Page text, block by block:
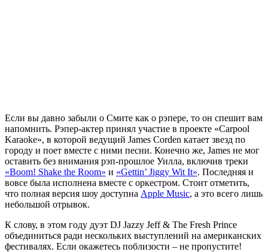
Если вы давно забыли о Смите как о рэпере, то он спешит вам
напомнить. Рэпер-актер принял участие в проекте «Carpool
Karaoke», в которой ведущий James Corden катает звезд по
городу и поет вместе с ними песни. Конечно же, James не мог
оставить без внимания рэп-прошлое Уилла, включив треки
«Boom! Shake the Room» и «Gettin’ Jiggy Wit It». Последняя и
вовсе была исполнена вместе с оркестром. Стоит отметить,
что полная версия шоу доступна Apple Music, а это всего лишь
небольшой отрывок.
К слову, в этом году дуэт DJ Jazzy Jeff & The Fresh Prince
объединиться ради нескольких выступлений на американских
фестивалях. Если окажетесь поблизости – не пропустите!